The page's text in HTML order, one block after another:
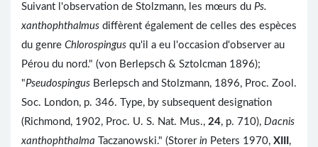
Suivant l'observation de Stolzmann, les mœurs du Ps.
xanthophthalmus diffèrent également de celles des espèces
du genre Chlorospingus qu'il a eu l'occasion d'observer au
Pérou du nord." (von Berlepsch & Sztolcman 1896);
"Pseudospingus Berlepsch and Stolzmann, 1896, Proc. Zool.
Soc. London, p. 346. Type, by subsequent designation
(Richmond, 1902, Proc. U. S. Nat. Mus., 24, p. 710), Dacnis
xanthophthalma Taczanowski." (Storer in Peters 1970, XIII ,